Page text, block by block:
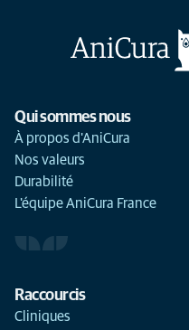
Qui sommes nous
À propos d'AniCura
Nos valeurs
Durabilité
L'équipe AniCura France
Raccourcis
Cliniques